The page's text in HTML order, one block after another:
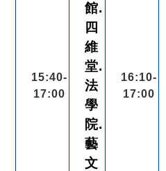
15:40-
17:00
館.
四
維
堂.
法
學
院.
藝
文
16:10-
17:00